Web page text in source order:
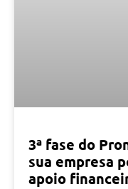
3ª fase do
sua empresa
apoio